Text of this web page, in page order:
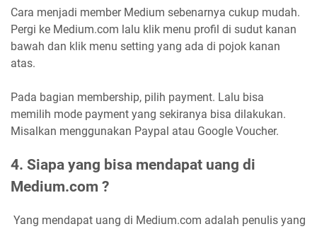
Cara menjadi member Medium sebenarnya cukup mudah.
Pergi ke Medium.com lalu klik menu profil di sudut kanan
bawah dan klik menu setting yang ada di pojok kanan
atas.
Pada bagian membership, pilih payment. Lalu bisa
memilih mode payment yang sekiranya bisa dilakukan.
Misalkan menggunakan Paypal atau Google Voucher.
4. Siapa yang bisa mendapat uang di
Medium.com ?
Yang mendapat uang di Medium.com adalah penulis yang